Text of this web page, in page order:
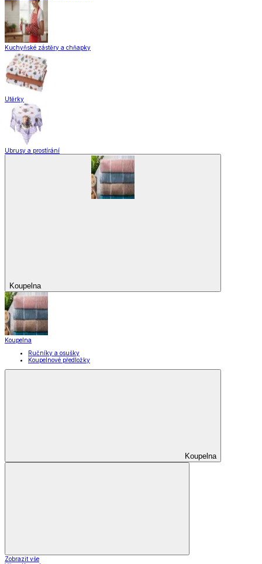
Kuchyňské zástěry a chňapky
Utěrky
Ubrusy a prostírání
Koupelna
Koupelna
Ručníky a osušky
Koupelnové předložky
Koupelna
Zobrazit vše